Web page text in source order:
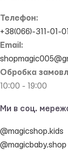
Телефон:
+38(066)-311-01-01
Email:
Обробка
10:00 - 19:00
Ми в соц.
@magicshop.kids
@magicbaby.shop